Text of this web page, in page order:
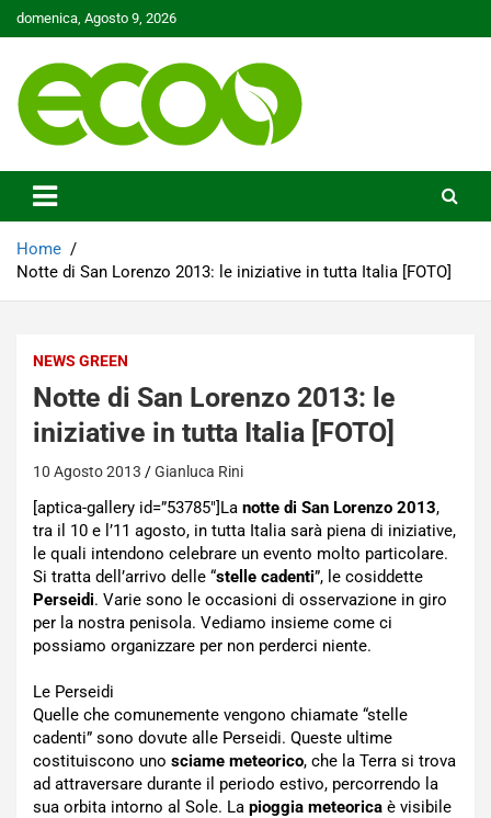
Skip
to
domenica, Agosto 9, 2026
Ecoo.it
Home
Notte di San Lorenzo 2013: le iniziative in tutta Italia [FOTO]
NEWS GREEN
Notte di San Lorenzo 2013: le
iniziative in tutta Italia [FOTO]
10 Agosto 2013 Gianluca Rini
[aptica-gallery id=”53785″]La notte di San Lorenzo 2013,
tra il 10 e l’11 agosto, in tutta Italia sarà piena di iniziative,
le quali intendono celebrare un evento molto particolare.
Si tratta dell’arrivo delle “stelle cadenti”, le cosiddette
Perseidi. Varie sono le occasioni di osservazione in giro
per la nostra penisola. Vediamo insieme come ci
possiamo organizzare per non perderci niente.
Le Perseidi
Quelle che comunemente vengono chiamate “stelle
cadenti” sono dovute alle Perseidi. Queste ultime
costituiscono uno sciame meteorico, che la Terra si trova
ad attraversare durante il periodo estivo, percorrendo la
sua orbita intorno al Sole. La pioggia meteorica è visibile